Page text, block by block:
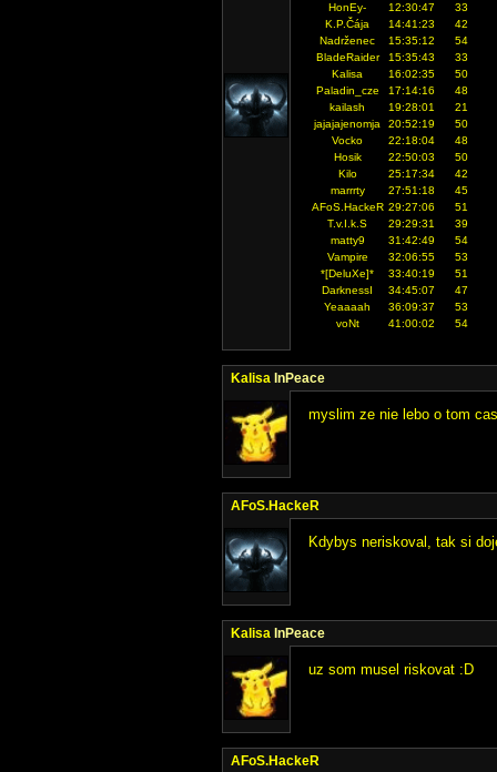
HonEy-
12:30:47
33
K.P.Čája
14:41:23
42
Nadrženec
15:35:12
54
BladeRaider
15:35:43
33
Kalisa
16:02:35
50
Paladin_cze
17:14:16
48
kailash
19:28:01
21
jajajajenomja
20:52:19
50
Vocko
22:18:04
48
Hosik
22:50:03
50
Kilo
25:17:34
42
marrrty
27:51:18
45
AFoS.HackeR 29:27:06
51
T.v.I.k.S
29:29:31
39
matty9
31:42:49
54
Vampire
32:06:55
53
*[DeluXe]*
33:40:19
51
DarknessI
34:45:07
47
Yeaaaah
36:09:37
53
voNt
41:00:02 54
Kalisa InPeace
myslim ze nie lebo o tom
AFoS.HackeR
Kdybys neriskoval, tak si
Kalisa InPeace
uz som musel riskovat :D
AFoS.HackeR